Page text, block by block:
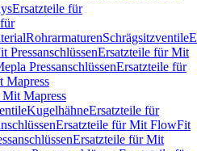
Ersatzteile für
RohrarmaturenSchrägsitzventile
PressanschlüssenErsatzteile für Mit
PressanschlüssenErsatzteile für
Mapress
Mapress
KugelhähneErsatzteile für
Ersatzteile für Mit FlowFit
Ersatzteile für Mit